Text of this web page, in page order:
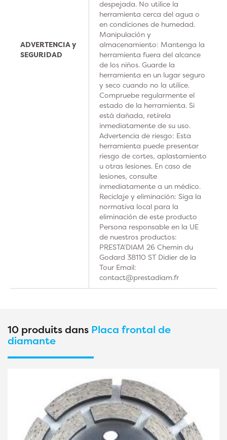
ADVERTENCIA y
SEGURIDAD
despejada. No utilice la
herramienta cerca del agua o
en condiciones de humedad.
Manipulación y
almacenamiento: Mantenga la
herramienta fuera del alcance
de los niños. Guarde la
herramienta en un lugar seguro
y seco cuando no la utilice.
Compruebe regularmente el
estado de la herramienta. Si
está dañada, retírela
inmediatamente de su uso.
Advertencia de riesgo: Esta
herramienta puede presentar
riesgo de cortes, aplastamiento
u otras lesiones. En caso de
lesiones, consulte
inmediatamente a un médico.
Reciclaje y eliminación: Siga la
normativa local para la
eliminación de este producto
Persona responsable en la UE
de nuestros productos:
PRESTA'DIAM 26 Chemin du
Godard 38110 ST Didier de la
Tour Email:
contact@prestadiam.fr
10 produits dans Placa frontal de
diamante